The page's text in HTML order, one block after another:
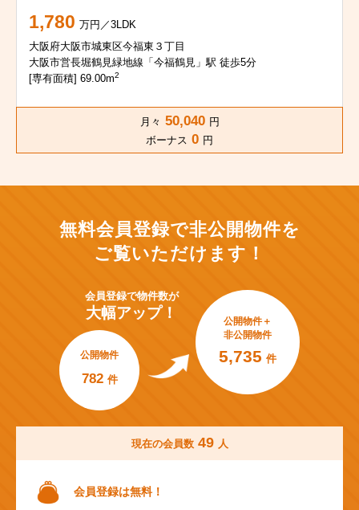
1,780 万円／3LDK
大阪府大阪市城東区今福東３丁目
大阪市営長堀鶴見緑地線「今福鶴見」駅 徒歩5分
[専有面積] 69.00m2
月々 50,040 円
ボーナス 0 円
無料会員登録で非公開物件を
ご覧いただけます！
会員登録で物件数が
大幅アップ！
公開物件
782 件
公開物件＋
非公開物件
5,735 件
現在の会員数 49 人
会員登録は無料！